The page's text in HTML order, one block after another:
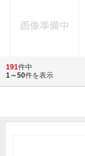
191件中
1～50件を表示